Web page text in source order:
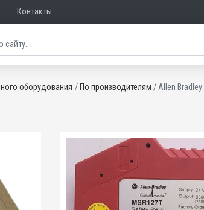
Контакты
оборудования По производителям Allen Bradley